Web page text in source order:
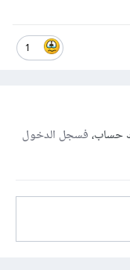
1
حساب،فسجل الدخول